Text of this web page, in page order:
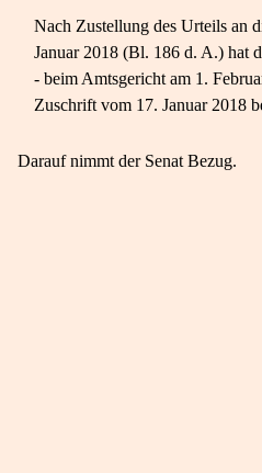
Nach Zustellung des Urteils an
Januar 2018 (Bl. 186 d. A.) hat
- beim Amtsgericht am 1.
Zuschrift vom 17. Januar 2018
Darauf nimmt der Senat Bezug.